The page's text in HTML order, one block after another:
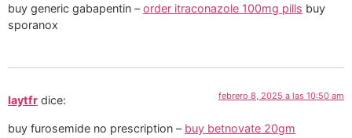
buy generic gabapentin –order itraconazole 100mg pills buy
sporanox
Iaytfr dice: febrero 8, 2025 a las 10:50 am
buy furosemide no prescription – buy betnovate 20gm